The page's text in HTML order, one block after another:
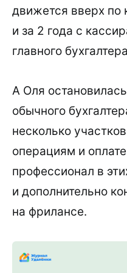
движется вверх по
и за 2 года с
главного
А Оля
обычного
несколько
операциям и
профессионал в
и дополнительно
на фрилансе.